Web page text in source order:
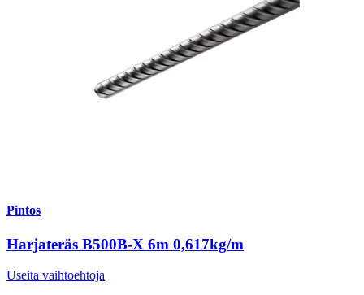
Pintos
Harjateräs B500B-X 6m 0,617kg/m
Useita vaihtoehtoja